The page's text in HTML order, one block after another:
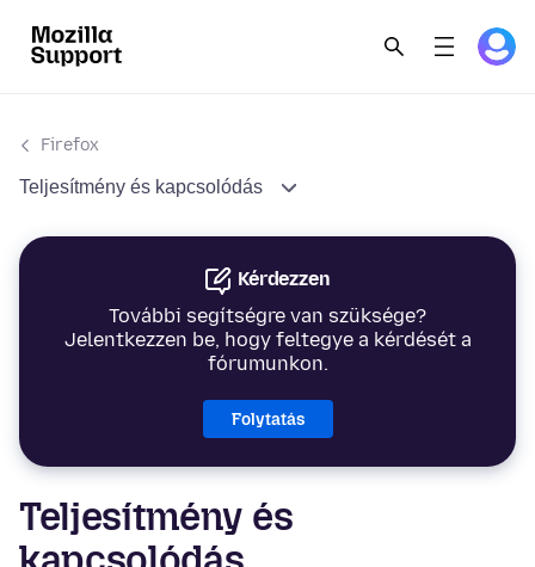
Firefox
Teljesítmény és kapcsolódás
Kérdezzen
További segítségre van szüksége?
Jelentkezzen be, hogy feltegye a kérdését a
fórumunkon.
Folytatás
Teljesítmény és